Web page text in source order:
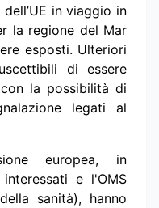
in viaggio in
la regione del Mar
esposti. Ulteriori
di essere
la possibilità di
legati al
europea, in
e l'OMS
sanità), hanno